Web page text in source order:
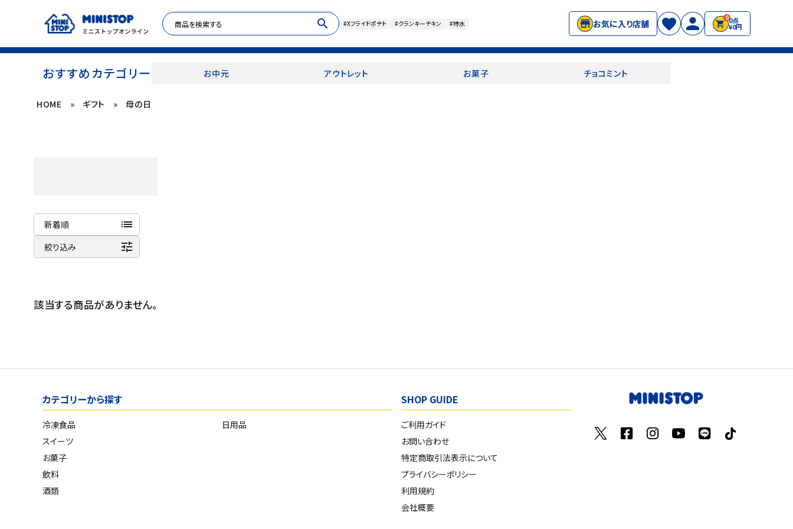
search #Xフライドポテト #クランキーチキン #特水 お気に入り店舗
00点
¥0円
おすすめカテゴリー お中元 アウトレット お菓子 チョコミント
ACCOUNT MENU
冷凍食品
ギフト
セール
フードロス
ペット用品
HOME » ギフト » 母の日
新着順 list
商品名
価格が安い
絞り込み tune
該当する商品がありません。
カテゴリーから探す
冷凍食品
スイーツ
お菓子
飲料
酒類
日用品
SHOP GUIDE
ご利用ガイド
お問い合わせ
特定商取引法表示について
プライバシーポリシー
利用規約
会社概要